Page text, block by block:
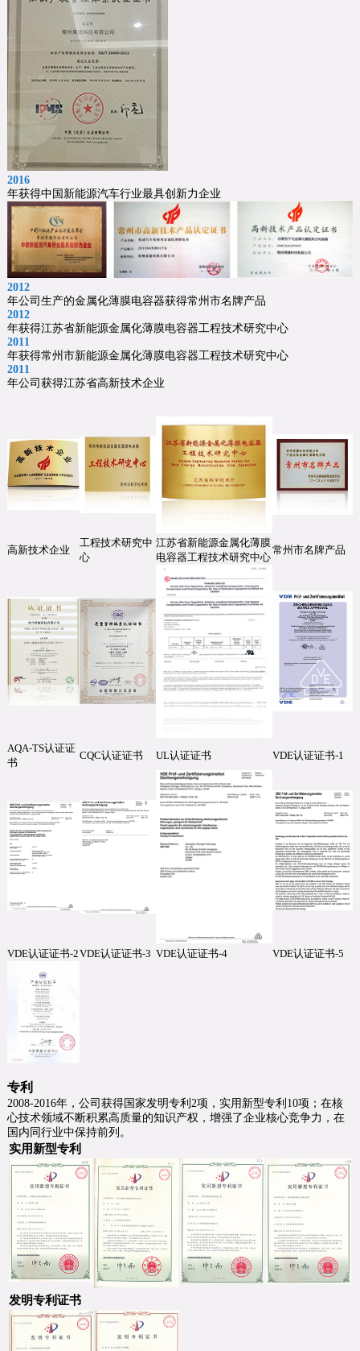
2016
年获得中国新能源汽车行业最具创新力企业
2012
年公司生产的金属化薄膜电容器获得常州市名牌产品
2012
年获得江苏省新能源金属化薄膜电容器工程技术研究中心
2011
年获得常州市新能源金属化薄膜电容器工程技术研究中心
2011
年公司获得江苏省高新技术企业
高新技术企业
工程技术研究中
心
江苏省新能源金属化薄膜
电容器工程技术研究中心
常州市名牌产品
AQA-TS认证证
书
CQC认证证书 UL认证证书 VDE认证证书-1
VDE认证证书-2VDE认证证书-3 VDE认证证书-4 VDE认证证书-5
专利
2008-2016年，公司获得国家发明专利2项，实用新型专利10项；在核
心技术领域不断积累高质量的知识产权，增强了企业核心竞争力，在
国内同行业中保持前列。
实用新型专利
发明专利证书